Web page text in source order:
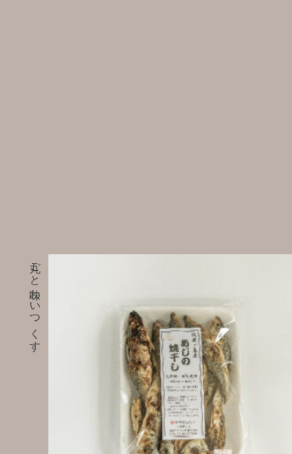
丸ごと味わいつくす